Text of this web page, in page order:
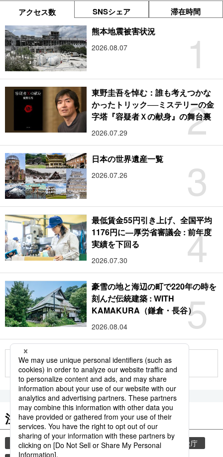
アクセス数 SNSシェア 滞在時間
1
熊本地震被害状況
2026.08.07
2
東野圭吾を悼む：誰も考えつかな
かったトリック──ミステリーの金
字塔『容疑者Ｘの献身』の舞台裏
2026.07.29
3
日本の世界遺産一覧
2026.07.26
4
最低賃金55円引き上げ、全国平均
1176円に―厚労省審議会 : 前年度
実績を下回る
2026.07.30
5
豪雪の地と海辺の町で220年の時を
刻んだ伝統建築 : WITH
KAMAKURA（鎌倉・長谷）
2026.08.04
もっと見る
注目のキーワード
共同通信ニュース 観光 気象・災害
気象庁